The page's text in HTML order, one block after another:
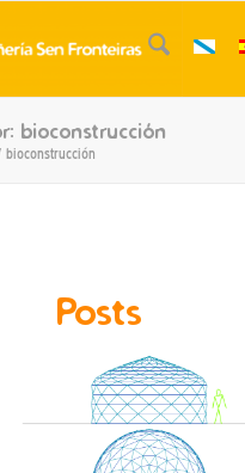
bioconstrucción
bioconstrucción
Posts